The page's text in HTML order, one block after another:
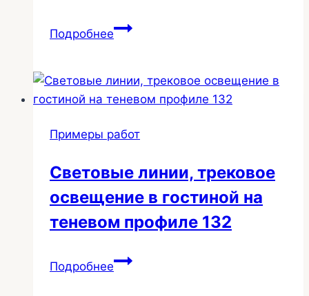
ПодробнееПростой
комнате
187
Примеры работ
Световые линии, трековое
освещение в гостиной на
теневом профиле 132
ПодробнееСветовые